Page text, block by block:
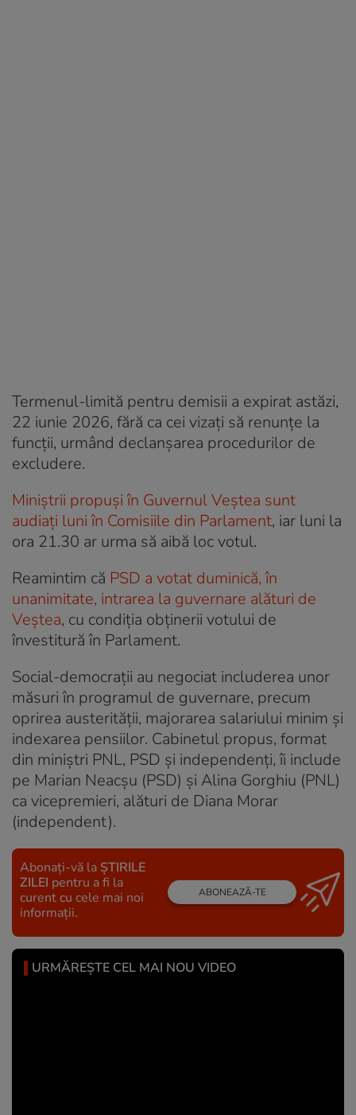
Termenul-limită pentru demisii a expirat astăzi,
22 iunie 2026, fără ca cei vizați să renunțe la
funcții, urmând declanșarea procedurilor de
excludere.
Miniștrii propuși în Guvernul Veștea sunt
audiați luni în Comisiile din Parlament, iar luni la
ora 21.30 ar urma să aibă loc votul.
Reamintim că PSD a votat duminică, în
unanimitate, intrarea la guvernare alături de
Veștea, cu condiția obținerii votului de
învestitură în Parlament.
Social-democrații au negociat includerea unor
măsuri în programul de guvernare, precum
oprirea austerității, majorarea salariului minim și
indexarea pensiilor. Cabinetul propus, format
din miniștri PNL, PSD și independenți, îi include
pe Marian Neacșu (PSD) și Alina Gorghiu (PNL)
ca vicepremieri, alături de Diana Morar
(independent).
Abonați-vă la ȘTIRILE
ZILEI pentru a fi la
curent cu cele mai noi
informații.
ABONEAZĂ-TE
URMĂREȘTE CEL MAI NOU VIDEO